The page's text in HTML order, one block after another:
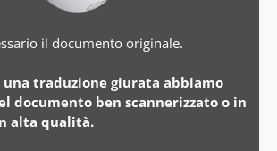
il documento originale.
traduzione giurata abbiamo
documento ben scannerizzato o in
alta qualità.